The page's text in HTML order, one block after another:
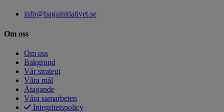
info@hagainitiativet.se
Om oss
Om oss
Bakgrund
Vår strategi
Våra mål
Åtagande
Våra samarbeten
Integritetspolicy